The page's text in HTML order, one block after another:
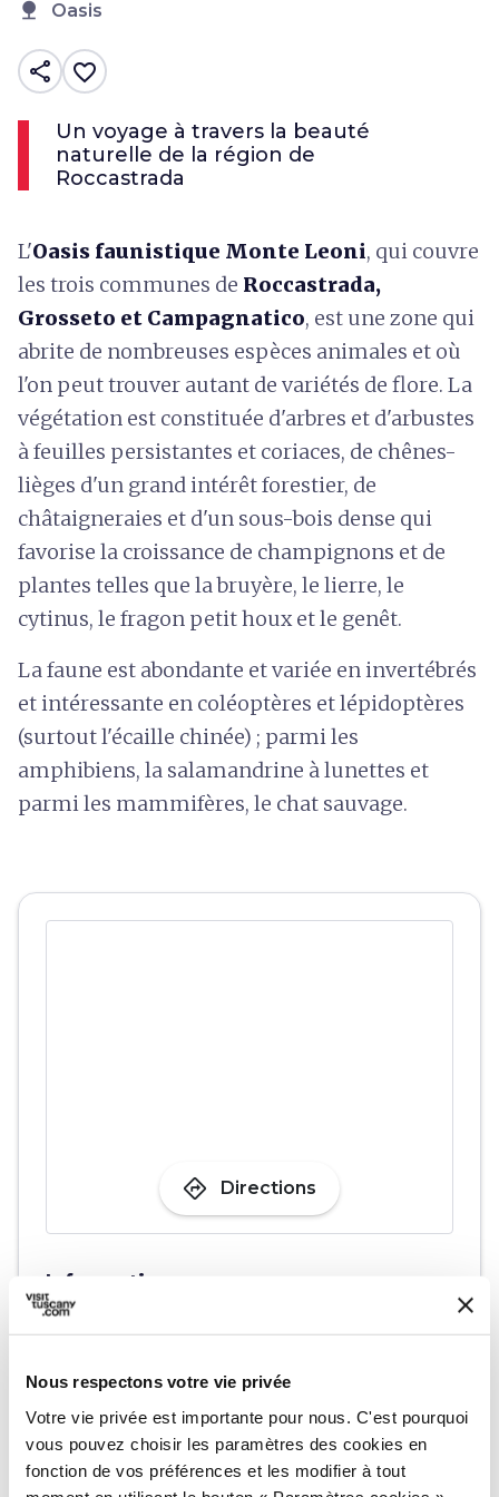
Nous respectons votre vie privée
Votre vie privée est importante pour nous. C'est pourquoi
vous pouvez choisir les paramètres des cookies en
fonction de vos préférences et les modifier à tout
nature Oasis
share favorite_border
Un voyage à travers la beauté
naturelle de la région de
Roccastrada
L'Oasis faunistique Monte Leoni, qui couvre
les trois communes de Roccastrada,
Grosseto et Campagnatico, est une zone qui
abrite de nombreuses espèces animales et où
l'on peut trouver autant de variétés de flore. La
végétation est constituée d'arbres et d'arbustes
à feuilles persistantes et coriaces, de chênes-
lièges d'un grand intérêt forestier, de
châtaigneraies et d'un sous-bois dense qui
favorise la croissance de champignons et de
plantes telles que la bruyère, le lierre, le
cytinus, le fragon petit houx et le genêt.
La faune est abondante et variée en invertébrés
et intéressante en coléoptères et lépidoptères
(surtout l'écaille chinée) ; parmi les
amphibiens, la salamandrine à lunettes et
parmi les mammifères, le chat sauvage.
directions Directions
Informations
home
105, 58042 Marrucheti GR, Italia
Planifier